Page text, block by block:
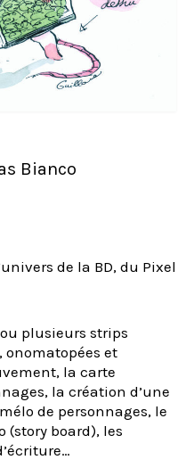
Bianco
de la BD, du Pixel
plusieurs strips
onomatopées et
la carte
la création d’une
de personnages, le
(story board), les